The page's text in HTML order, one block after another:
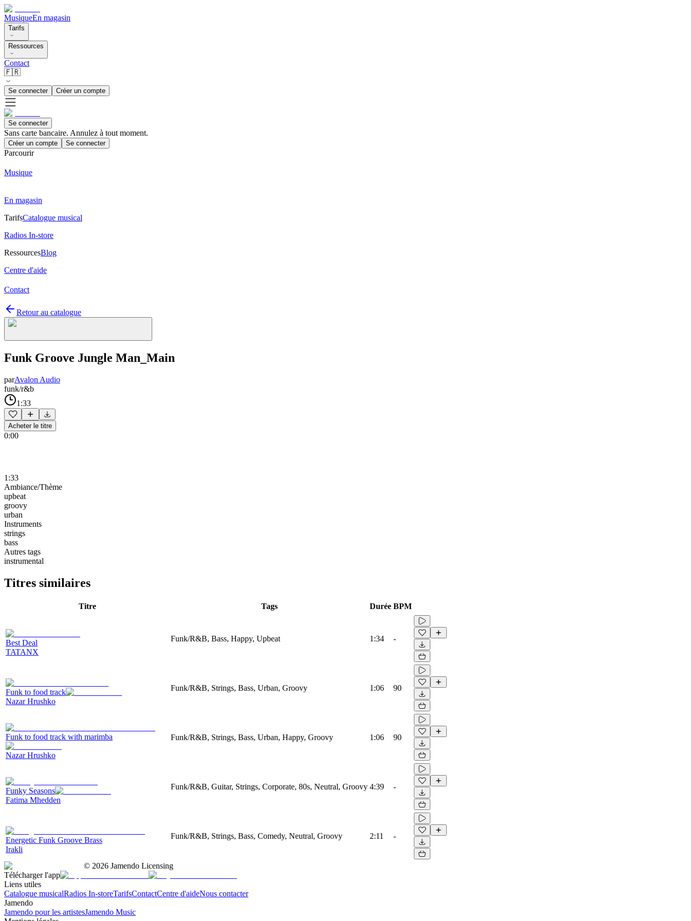
MusiqueEn magasin
Tarifs
Ressources
Contact
🇫🇷
Se connecter Créer un compte
Se connecter
Sans carte bancaire. Annulez à tout moment.
Créer un compte Se connecter
Parcourir
Musique
En magasin
TarifsCatalogue musical
Radios In-store
RessourcesBlog
Centre d'aide
Contact
Retour au catalogue
Funk Groove Jungle Man_Main
parAvalon Audio
funk/r&b
1:33
Acheter le titre
0:00
1:33
Ambiance/Thème
upbeat
groovy
urban
Instruments
strings
bass
Autres tags
instrumental
Titres similaires
Titre Tags Durée BPM
Best Deal
TATANX
Funk/R&B, Bass, Happy, Upbeat 1:34 -
Funk to food track
Nazar Hrushko
Funk/R&B, Strings, Bass, Urban, Groovy 1:06 90
Funk to food track with marimba
Nazar Hrushko
Funk/R&B, Strings, Bass, Urban, Happy, Groovy 1:06 90
Funky Seasons
Fatima Mhedden
Funk/R&B, Guitar, Strings, Corporate, 80s, Neutral, Groovy 4:39 -
Energetic Funk Groove Brass
Irakli
Funk/R&B, Strings, Bass, Comedy, Neutral, Groovy 2:11 -
© 2026 Jamendo Licensing
Télécharger l'app
Liens utiles
Catalogue musicalRadios In-storeTarifsContactCentre d'aideNous contacter
Jamendo
Jamendo pour les artistesJamendo Music